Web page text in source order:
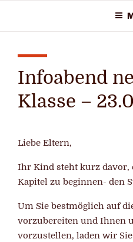
springen
Infoabend
Klasse –
Liebe Eltern,
Ihr Kind steht kurz davor,
Kapitel zu beginnen- den
Um Sie bestmöglich auf
vorzubereiten und Ihnen
vorzustellen, laden wir